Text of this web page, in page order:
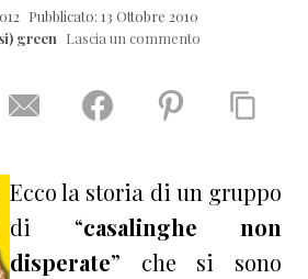
Pubblicato: 13 Ottobre 2010
green Lascia un commento
Ecco la storia di un gruppo
di “casalinghe non
disperate” che si sono